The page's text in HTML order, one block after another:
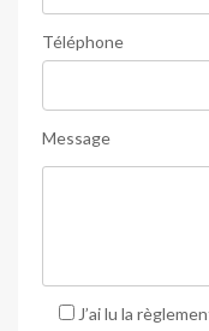
Téléphone
Message
J’ai lu la